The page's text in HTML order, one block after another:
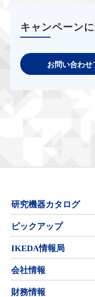
キャンペーン
お問い合わせ
研究機器カタログ
ピックアップ
IKEDA情報局
会社情報
財務情報